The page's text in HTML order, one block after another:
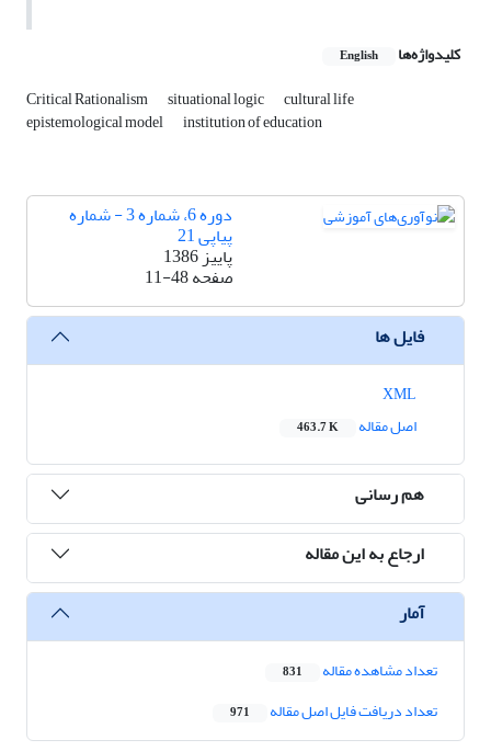
کلیدواژه‌ها English
Critical Rationalism situational logic cultural life
epistemological model institution of education
دوره 6، شماره 3 - شماره
پیاپی 21
پاییز 1386
صفحه11-48
فایل ها
اصل مقاله
463.7 K
هم رسانی
ارجاع به این مقاله
آمار
تعداد مشاهده مقاله 831
تعداد دریافت فایل اصل مقاله 971